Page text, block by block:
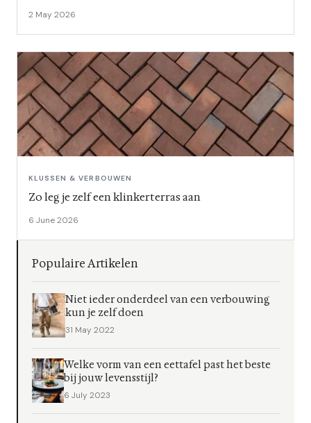
2 May 2026
KLUSSEN & VERBOUWEN
Zo leg je zelf een klinkerterras aan
6 June 2026
Populaire Artikelen
Niet ieder onderdeel van een verbouwing
kun je zelf doen
31 May 2022
Welke vorm van een eettafel past het beste
bij jouw levensstijl?
6 July 2023